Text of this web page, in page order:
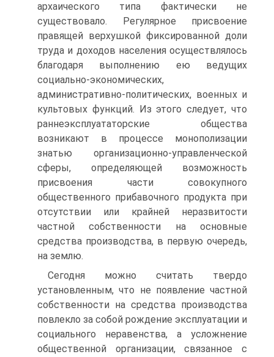
архаического типа фактически не
существовало. Регулярное присвое­ние
правящей верхушкой фиксированной доли
труда и доходов населения осуществлялось
благодаря выполнению ею ведущих
социально-экономичес­ких,
административно-политических, военных и
культовых функций. Из это­го следует, что
раннеэксплуататорские общества
возникают в процессе моно­полизации
знатью организационно-управленческой
сферы, определяющей возможность
присвоения части совокупного
общественного прибавочного продукта при
отсутствии или крайней неразвитости
частной собственности на основные
средства производства, в первую очередь,
на землю.
Сегодня можно считать твердо
установленным, что не появление част­ной
собственности на средства производства
повлекло за собой рождение эксплуатации и
социального неравенства, а усложнение
общественной орга­низации, связанное с